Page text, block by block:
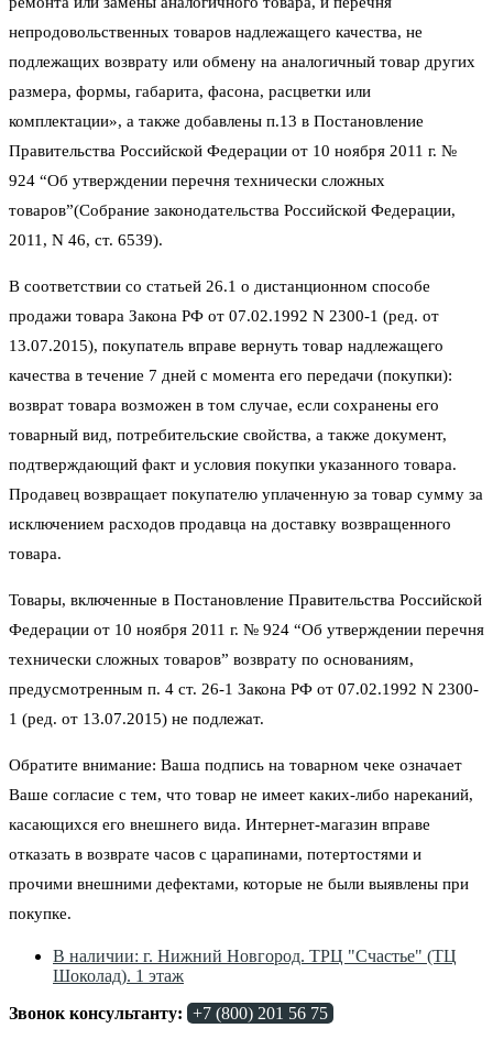
непродовольственных товаров надлежащего качества, не
подлежащих возврату или обмену на аналогичный товар других
размера, формы, габарита, фасона, расцветки или
комплектации», а также добавлены п.13 в Постановление
Правительства Российской Федерации от 10 ноября 2011 г. №
924 “Об утверждении перечня технически сложных
товаров”(Собрание законодательства Российской Федерации,
2011, N 46, ст. 6539).
В соответствии со статьей 26.1 о дистанционном способе
продажи товара Закона РФ от 07.02.1992 N 2300-1 (ред. от
13.07.2015), покупатель вправе вернуть товар надлежащего
качества в течение 7 дней с момента его передачи (покупки):
возврат товара возможен в том случае, если сохранены его
товарный вид, потребительские свойства, а также документ,
подтверждающий факт и условия покупки указанного товара.
Продавец возвращает покупателю уплаченную за товар сумму за
исключением расходов продавца на доставку возвращенного
товара.
Товары, включенные в Постановление Правительства Российской
Федерации от 10 ноября 2011 г. № 924 “Об утверждении перечня
технически сложных товаров” возврату по основаниям,
предусмотренным п. 4 ст. 26-1 Закона РФ от 07.02.1992 N 2300-
1 (ред. от 13.07.2015) не подлежат.
Обратите внимание: Ваша подпись на товарном чеке означает
Ваше согласие с тем, что товар не имеет каких-либо нареканий,
касающихся его внешнего вида. Интернет-магазин вправе
отказать в возврате часов с царапинами, потертостями и
прочими внешними дефектами, которые не были выявлены при
покупке.
В наличии: г. Нижний Новгород. ТРЦ "Счастье" (ТЦ
Шоколад). 1 этаж
Звонок консультанту: +7 (800) 201 56 75